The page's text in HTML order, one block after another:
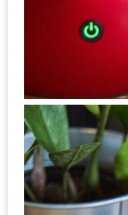
GIFT
VOUCHER
ประทาน
อาหาร
มูลค่า
1,000
บาท
ฟรี
3